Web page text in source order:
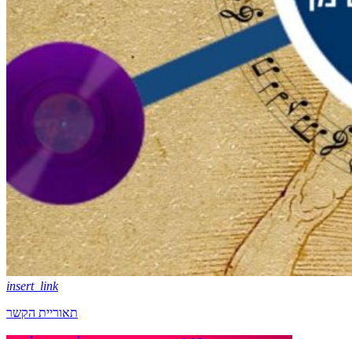
insert_link
תאוריית הקשר